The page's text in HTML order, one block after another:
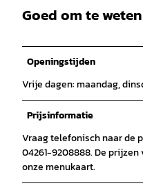
Goed om te weten
Openingstijden
Vrije dagen: maandag,
Prijsinformatie
Vraag telefonisch naar de
04261-9208888. De
onze menukaart.